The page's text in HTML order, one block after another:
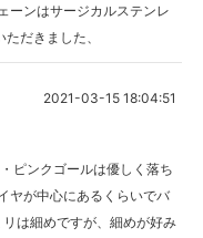
ーンはサージカルステンレ
だきました、
2021-03-15 18:04:51
ピンクゴールは優しく落ち
ヤが中心にあるくらいでバ
は細めですが、細めが好み